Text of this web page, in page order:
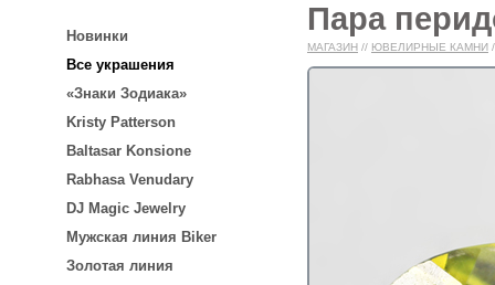
Новинки
Все украшения
«Знаки Зодиака»
Kristy Patterson
Baltasar Konsione
Rabhasa Venudary
DJ Magic Jewelry
Мужская линия Biker
Золотая линия
Пара
МАГАЗИН // ЮВЕЛИРНЫЕ КАМНИ